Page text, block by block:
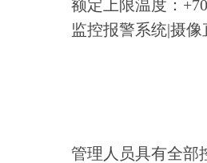
额定上限温度：
监控报警系统|摄
管理人员具有全部